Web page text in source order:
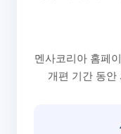
멘사코리아 홈페
개편 기간 동안